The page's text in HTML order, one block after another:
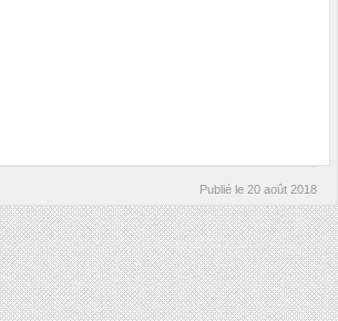
Publié le 20 août 2018